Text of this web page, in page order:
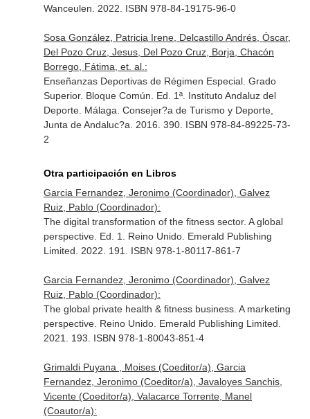
Wanceulen. 2022. ISBN 978-84-19175-96-0
Sosa González, Patricia Irene, Delcastillo Andrés, Óscar,
Del Pozo Cruz, Jesus, Del Pozo Cruz, Borja, Chacón
Borrego, Fátima, et. al.:
Enseñanzas Deportivas de Régimen Especial. Grado
Superior. Bloque Común. Ed. 1ª. Instituto Andaluz del
Deporte. Málaga. Consejer?a de Turismo y Deporte,
Junta de Andaluc?a. 2016. 390. ISBN 978-84-89225-73-
2
Otra participación en Libros
Garcia Fernandez, Jeronimo (Coordinador), Galvez
Ruiz, Pablo (Coordinador):
The digital transformation of the fitness sector. A global
perspective. Ed. 1. Reino Unido. Emerald Publishing
Limited. 2022. 191. ISBN 978-1-80117-861-7
Garcia Fernandez, Jeronimo (Coordinador), Galvez
Ruiz, Pablo (Coordinador):
The global private health & fitness business. A marketing
perspective. Reino Unido. Emerald Publishing Limited.
2021. 193. ISBN 978-1-80043-851-4
Grimaldi Puyana , Moises (Coeditor/a), Garcia
Fernandez, Jeronimo (Coeditor/a), Javaloyes Sanchis,
Vicente (Coeditor/a), Valacarce Torrente, Manel
(Coautor/a):